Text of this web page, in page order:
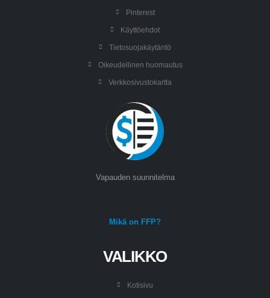
Pinterest
Käyttöehdot
Tietosuojakäytäntö
Oikeudellinen huomautus
Verkkosivustokartta
Vapauden suunnitelma
Mikä on FFP?
VALIKKO
Kotisivu